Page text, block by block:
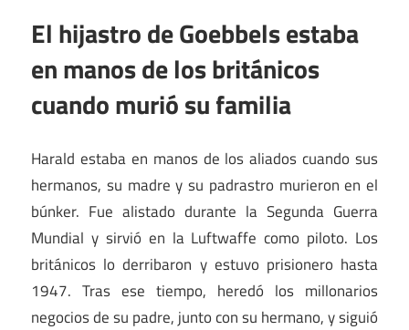
El hijastro de Goebbels estaba
en manos de los británicos
cuando murió su familia
Harald estaba en manos de los aliados cuando sus
hermanos, su madre y su padrastro murieron en el
búnker. Fue alistado durante la Segunda Guerra
Mundial y sirvió en la Luftwaffe como piloto. Los
británicos lo derribaron y estuvo prisionero hasta
1947. Tras ese tiempo, heredó los millonarios
negocios de su padre, junto con su hermano, y siguió